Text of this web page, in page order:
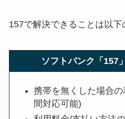
157で解決できることは以下
ソフトバンク「157
携帯を無くした場合
間対応可能)